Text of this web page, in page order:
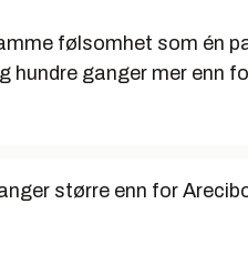
følsomhet som én
hundre ganger mer enn
større enn for